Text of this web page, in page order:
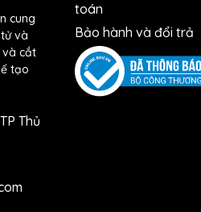
cung
và
và cắt
tạo
Thủ
toán
Bảo hành và đổi trả